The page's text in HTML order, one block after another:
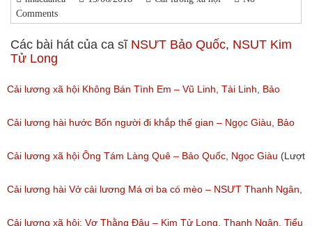
Comments
Các bài hát của ca sĩ NSƯT Bảo Quốc, NSUT Kim
Tử Long
Cải lương xã hội Không Bán Tình Em – Vũ Linh, Tài Linh, Bảo
Quốc
(Lượt nghe: 525)
Cải lương hài hước Bốn người đi khắp thế gian – Ngọc Giàu, Bảo
Quốc
(Lượt nghe: 129)
Cải lương xã hội Ông Tám Làng Quê – Bảo Quốc, Ngọc Giàu (Lượt
nghe: 98)
Cải lương hài Vở cải lương Má ơi ba có mèo – NSƯT Thanh Ngân,
Bảo Quốc
Cải lương xã hội: Vợ Thằng Đậu – Kim Tử Long, Thanh Ngân, Tiểu